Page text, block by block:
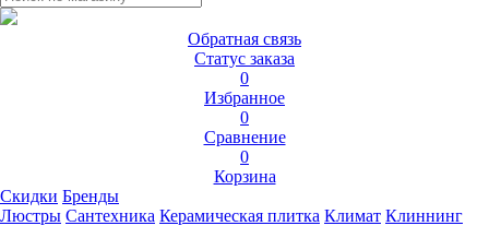
Обратная связь
Статус заказа
0
Избранное
0
Сравнение
0
Корзина
Скидки Бренды
Люстры Сантехника Керамическая плитка Климат Клиннинг